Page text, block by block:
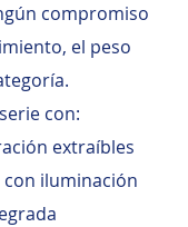
compromiso
el peso
con:
extraíbles
con iluminación